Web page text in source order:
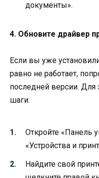
документы».
4. Обновите драйвер
Если вы уже
равно не работает,
последней версии.
шаги:
Откройте «Панель
«Устройства и
Найдите свой